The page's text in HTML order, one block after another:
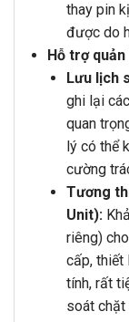
thay pin
được do
Hỗ trợ
Lưu lịch
ghi lại
quan
lý có thể
cường
Tương
Unit):
riêng)
cấp, thiết
tính, rất
soát chặt